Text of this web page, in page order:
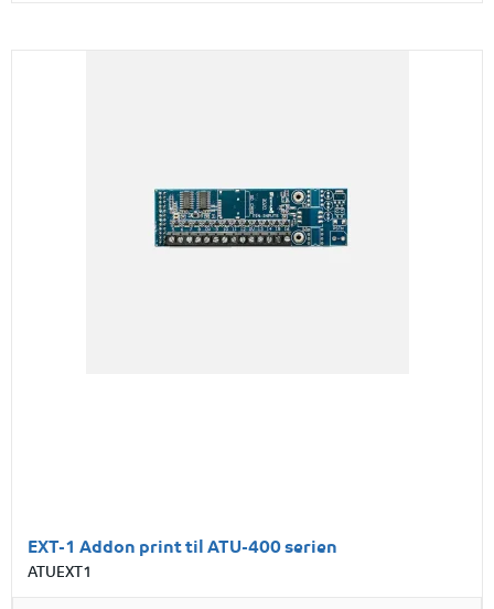
EXT-1 Addon print til ATU-400 serien
ATUEXT1